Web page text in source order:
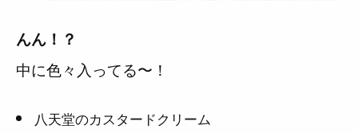
んん！？
中に色々入ってる〜！
八天堂のカスタードクリーム